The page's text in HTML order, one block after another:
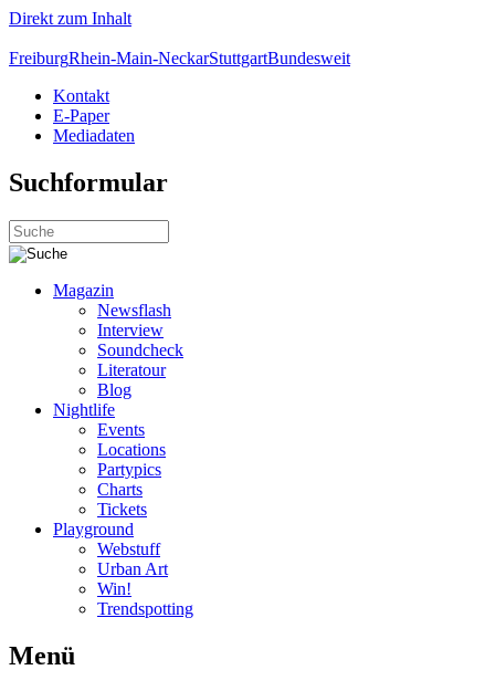
Direkt zum Inhalt
FreiburgRhein-Main-NeckarStuttgartBundesweit
Kontakt
E-Paper
Mediadaten
Suchformular
Magazin
Newsflash
Interview
Soundcheck
Literatour
Blog
Nightlife
Events
Locations
Partypics
Charts
Tickets
Playground
Webstuff
Urban Art
Win!
Trendspotting
Menü